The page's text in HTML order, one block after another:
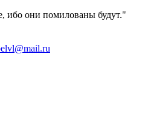
ибо они помилованы будут."